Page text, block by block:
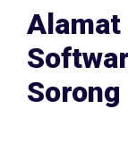
Alamat
Sorong